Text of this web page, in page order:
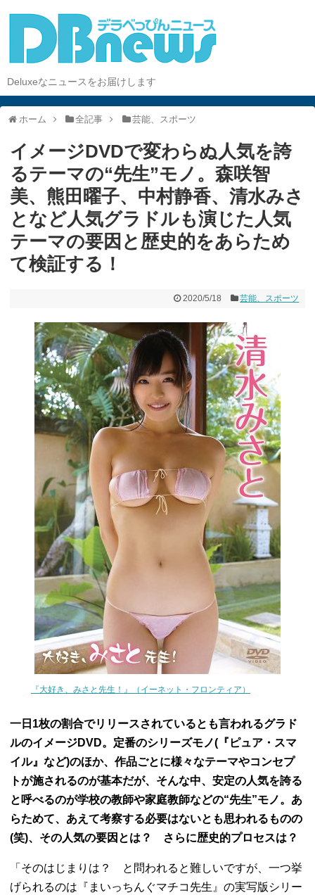
Deluxeなニュースをお届けします
ホーム 全記事 芸能、スポーツ
イメージDVDで変わらぬ人気を誇
るテーマの“先生”モノ。森咲智
美、熊田曜子、中村静香、清水みさ
となど人気グラドルも演じた人気
テーマの要因と歴史的をあらため
て検証する！
2020/5/18 芸能、スポーツ
『大好き、みさと先生！』（イーネット・フロンティア）
一日1枚の割合でリリースされているとも言われるグラド
ルのイメージDVD。定番のシリーズモノ(『ピュア・スマ
イル』など)のほか、作品ごとに様々なテーマやコンセプ
トが施されるのが基本だが、そんな中、安定の人気を誇る
と呼べるのが学校の教師や家庭教師などの“先生”モノ。あ
らためて、あえて考察する必要はないとも思われるものの
(笑)、その人気の要因とは？ さらに歴史的プロセスは？
「そのはじまりは？ と問われると難しいですが、一つ挙
げられるのは『まいっちんぐマチコ先生』の実写版シリー